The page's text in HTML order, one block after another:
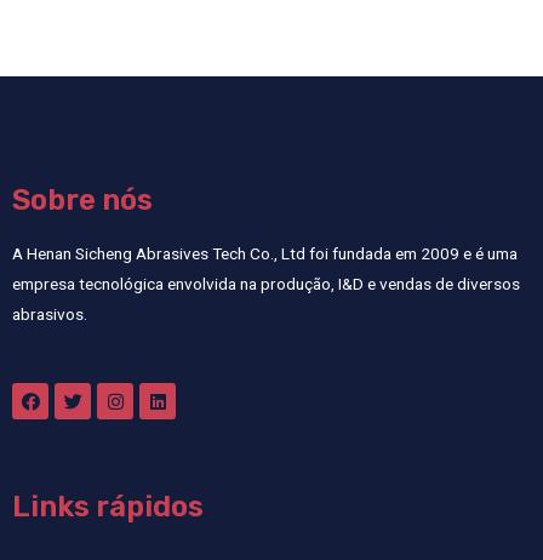
Sobre nós
A Henan Sicheng Abrasives Tech Co., Ltd foi fundada em 2009 e é uma
empresa tecnológica envolvida na produção, I&D e vendas de diversos
abrasivos.
Links rápidos